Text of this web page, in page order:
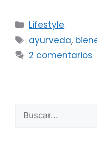
Lifestyle
ayurveda,
2 comentarios